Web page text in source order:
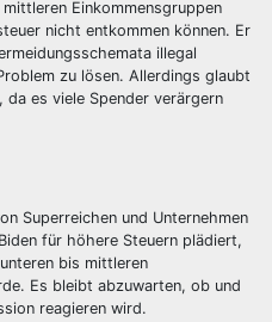
Einkommensgruppen
nicht entkommen können. Er
illegal
zu lösen. Allerdings glaubt
es viele Spender verärgern
Superreichen und Unternehmen
für höhere Steuern plädiert,
bis mittleren
Es bleibt abzuwarten, ob und
reagieren wird.